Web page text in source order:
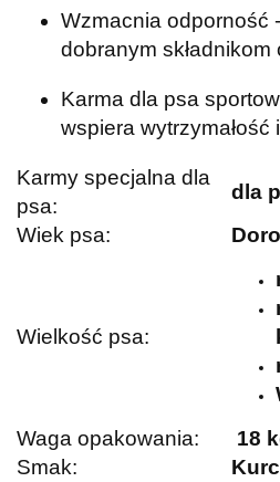
Wzmacnia odporność
dobranym składnikom
Karma dla psa
wspiera wytrzymałość
Karmy specjalna dla
psa:
dla
Wiek psa:
Wielkość psa:
Waga opakowania:
18
Smak: